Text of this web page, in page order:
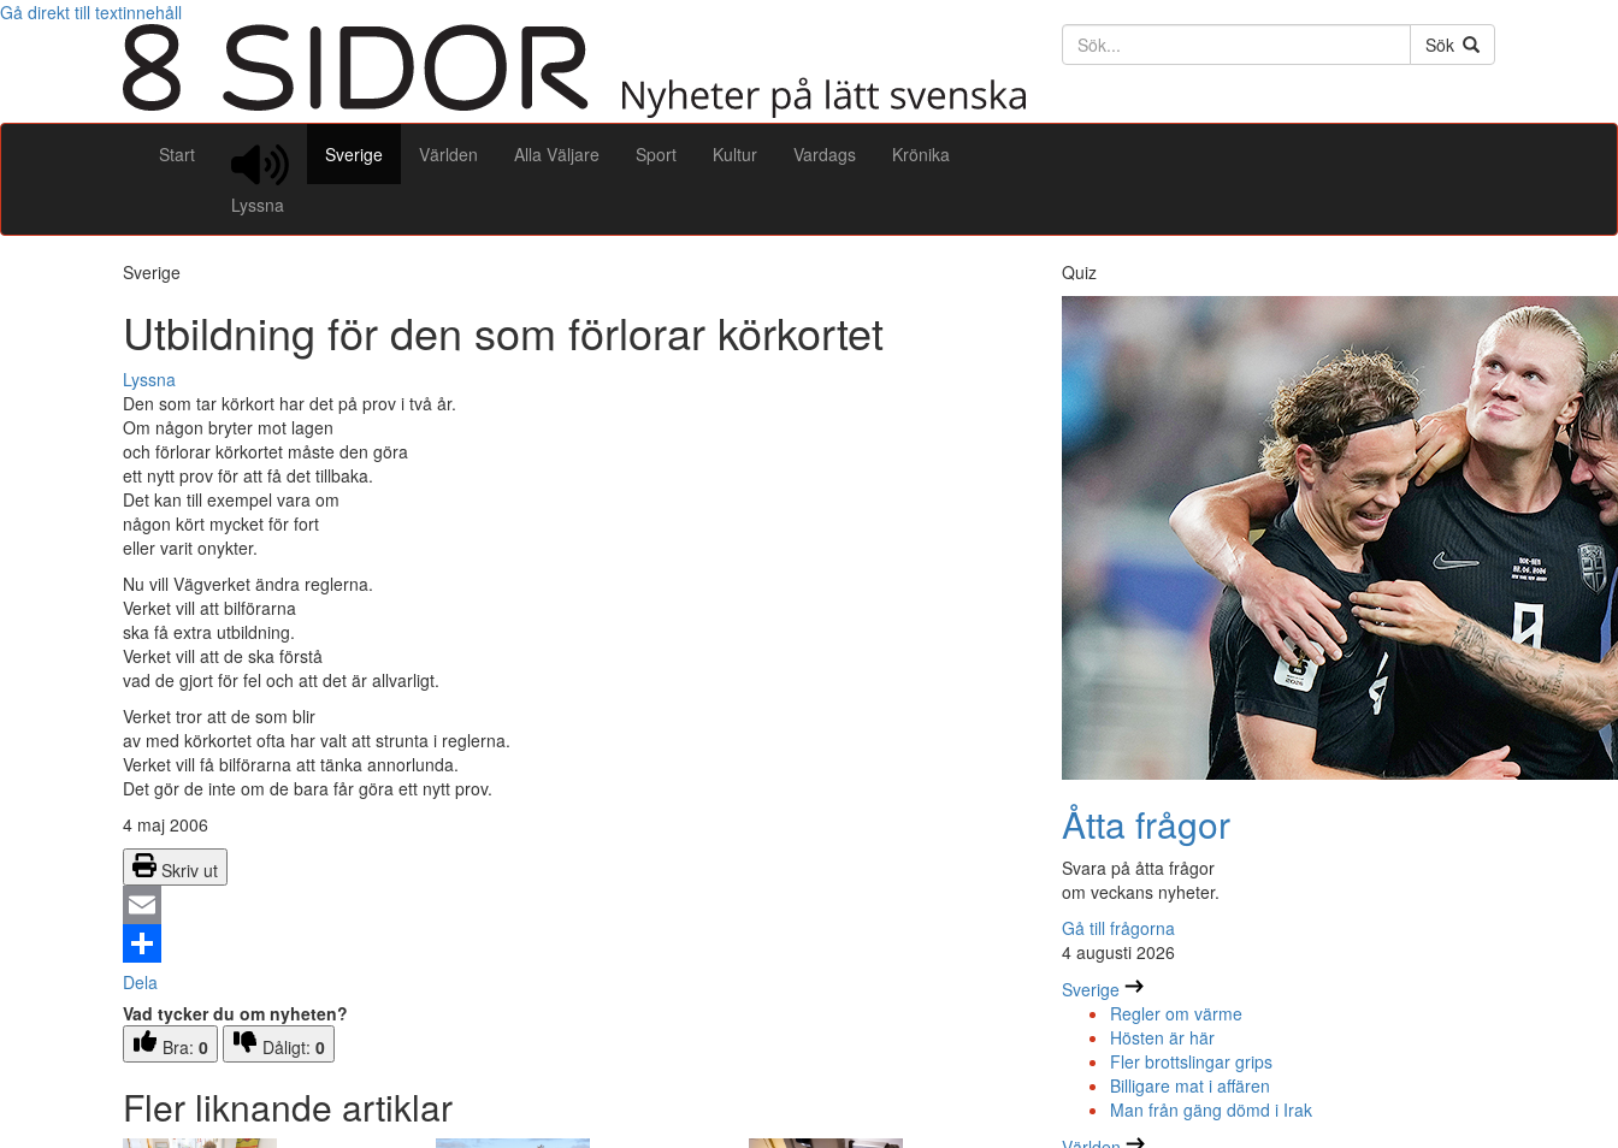
Gå direkt till textinnehåll
Söktext
Sök
Start
Lyssna
Sverige Världen Alla Väljare Sport Kultur Vardags Krönika
Sverige
Utbildning för den som förlorar körkortet
Lyssna
Den som tar körkort har det på prov i två år.
Om någon bryter mot lagen
och förlorar körkortet måste den göra
ett nytt prov för att få det tillbaka.
Det kan till exempel vara om
någon kört mycket för fort
eller varit onykter.
Nu vill Vägverket ändra reglerna.
Verket vill att bilförarna
ska få extra utbildning.
Verket vill att de ska förstå
vad de gjort för fel och att det är allvarligt.
Verket tror att de som blir
av med körkortet ofta har valt att strunta i reglerna.
Verket vill få bilförarna att tänka annorlunda.
Det gör de inte om de bara får göra ett nytt prov.
4 maj 2006
Skriv ut
Email
Dela
Vad tycker du om nyheten?
Bra: 0 Dåligt: 0
Fler liknande artiklar
Quiz
Åtta frågor
Svara på åtta frågor
om veckans nyheter.
Gå till frågorna
4 augusti 2026
Sverige
Regler om värme
Hösten är här
Fler brottslingar grips
Billigare mat i affären
Man från gäng dömd i Irak